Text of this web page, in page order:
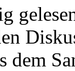
dem